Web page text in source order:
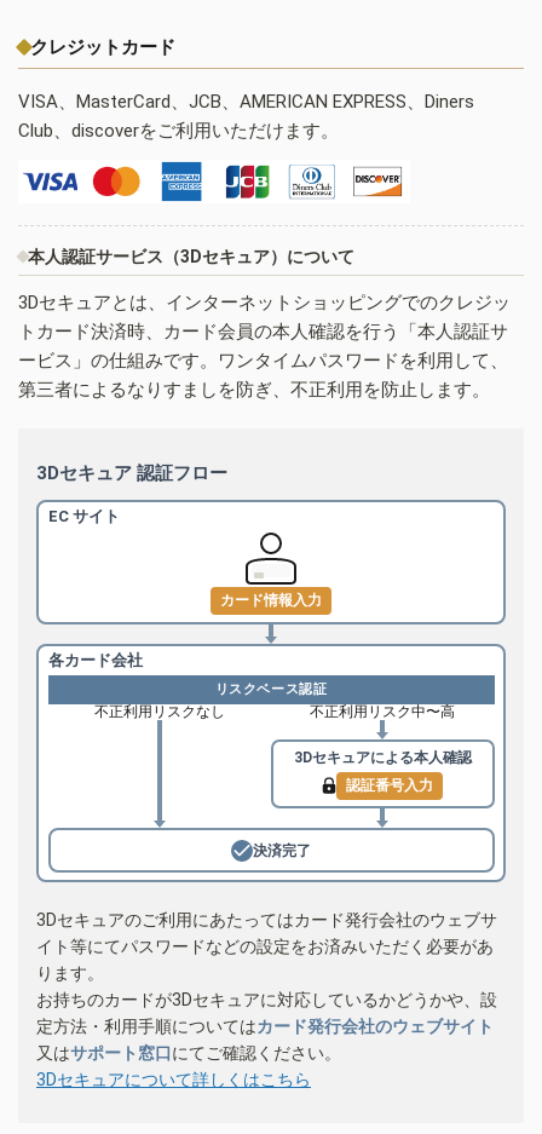
クレジットカード
VISA、MasterCard、JCB、AMERICAN EXPRESS、Diners
Club、discoverをご利用いただけます。
本人認証サービス（3Dセキュア）について
3Dセキュアとは、インターネットショッピングでのクレジッ
トカード決済時、カード会員の本人確認を行う「本人認証サ
ービス」の仕組みです。ワンタイムパスワードを利用して、
第三者によるなりすましを防ぎ、不正利用を防止します。
3Dセキュア 認証フロー
EC サイト
カード情報入力
各カード会社
リスクベース認証
不正利用リスクなし 不正利用リスク中〜高
3Dセキュアによる本人確認
認証番号入力
決済完了
3Dセキュアのご利用にあたってはカード発行会社のウェブサ
イト等にてパスワードなどの設定をお済みいただく必要があ
ります。
お持ちのカードが3Dセキュアに対応しているかどうかや、設
定方法・利用手順についてはカード発行会社のウェブサイト
又はサポート窓口にてご確認ください。
3Dセキュアについて詳しくはこちら